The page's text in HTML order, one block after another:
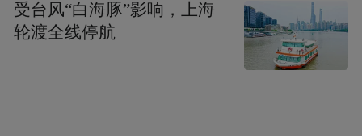
受台风“白海豚”影响，上海
轮渡全线停航